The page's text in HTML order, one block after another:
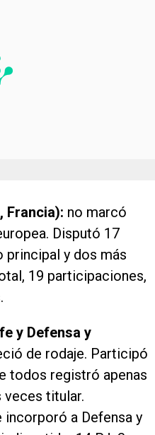
Francia): no marcó
Disputó 17
principal y dos más
19 participaciones,
y Defensa y
de rodaje. Participó
todos registró apenas
veces titular.
a Defensa y